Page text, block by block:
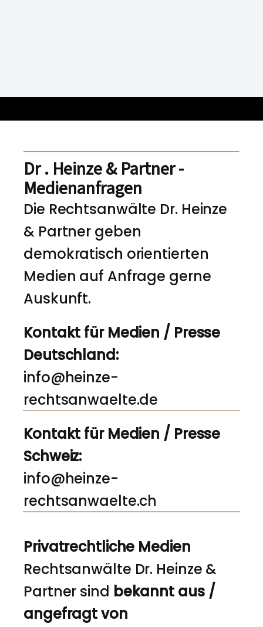
Dr . Heinze & Partner -
Medienanfragen
Die Rechtsanwälte Dr. Heinze
& Partner geben
demokratisch orientierten
Medien auf Anfrage gerne
Auskunft.
Kontakt für Medien / Presse
Deutschland:
info@heinze-
rechtsanwaelte.de
Kontakt für Medien / Presse
Schweiz:
info@heinze-
rechtsanwaelte.ch
Privatrechtliche Medien
Rechtsanwälte Dr. Heinze &
Partner sind bekannt aus /
angefragt von